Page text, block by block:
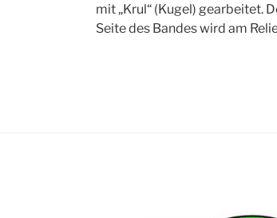
mit „Krul“ (Kugel) gearbeitet.
Seite des Bandes wird am